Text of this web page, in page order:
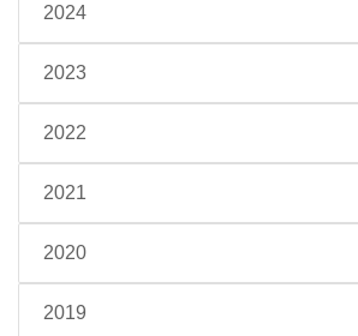
2024
2023
2022
2021
2020
2019